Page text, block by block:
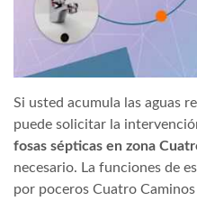
Si usted acumula las aguas
puede solicitar la
fosas sépticas en zona
necesario. La funciones de
por poceros Cuatro